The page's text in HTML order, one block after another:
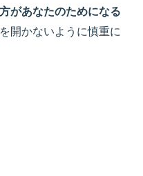
があなたのためになる
開かないように慎重に